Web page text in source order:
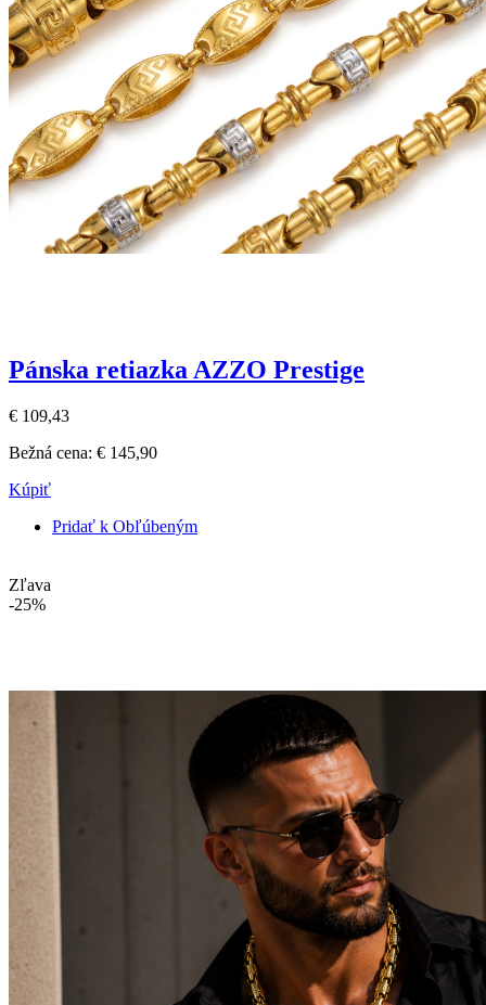
Pánska retiazka AZZO Prestige
€ 109,43
Bežná cena: € 145,90
Kúpiť
Pridať k Obľúbeným
Zľava
-25%